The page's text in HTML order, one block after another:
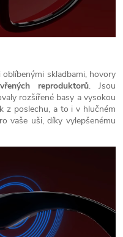
skladbami, hovory
reproduktorů. Jsou
rozšířené basy a vysokou
z poslechu, a to i v hlučném
vaše uši, díky vylepšenému